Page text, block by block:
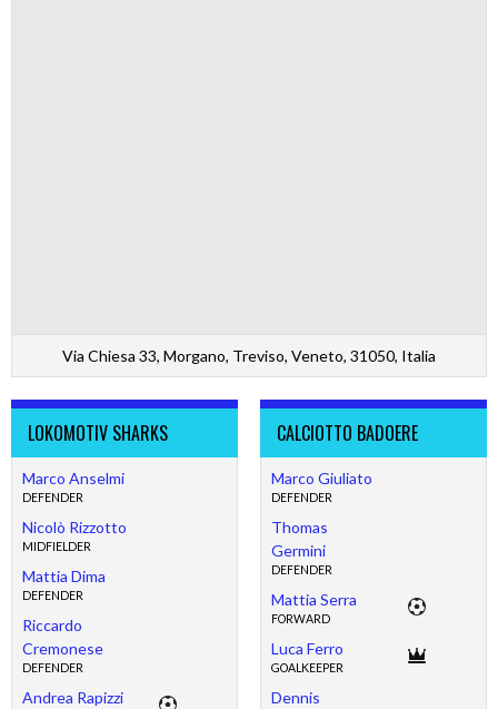
Via Chiesa 33, Morgano, Treviso, Veneto, 31050, Italia
LOKOMOTIV SHARKS
Marco Anselmi
DEFENDER
Nicolò Rizzotto
MIDFIELDER
Mattia Dima
DEFENDER
Riccardo
Cremonese
DEFENDER
Andrea Rapizzi
CALCIOTTO BADOERE
Marco Giuliato
DEFENDER
Thomas
Germini
DEFENDER
Mattia Serra
FORWARD
Luca Ferro
GOALKEEPER
Dennis